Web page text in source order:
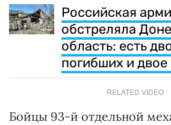
Российская
обстреляла
область: есть
погибших и
RELATED VIDEO
Бойцы 93-й отдельной